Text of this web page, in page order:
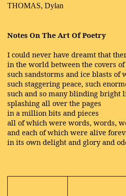
THOMAS, Dylan
Notes On The Art Of Poetry
I could never have dreamt that
in the world between the covers of
such sandstorms and ice blasts of
such staggering peace, such
such and so many blinding bright
splashing all over the pages
in a million bits and pieces
all of which were words, words,
and each of which were alive
in its own delight and glory and